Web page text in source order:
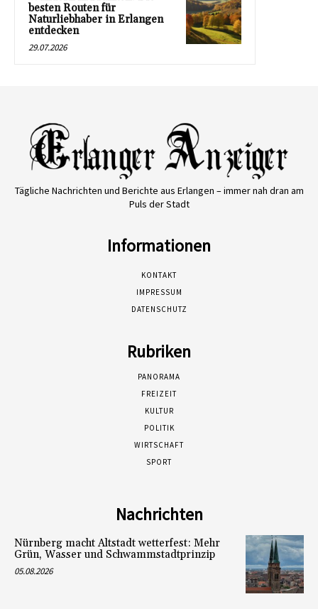
besten Routen für
Naturliebhaber in Erlangen
entdecken
29.07.2026
Tägliche Nachrichten und Berichte aus Erlangen – immer nah dran am
Puls der Stadt
Informationen
KONTAKT
IMPRESSUM
DATENSCHUTZ
Rubriken
PANORAMA
FREIZEIT
KULTUR
POLITIK
WIRTSCHAFT
SPORT
Nachrichten
Nürnberg macht Altstadt wetterfest: Mehr
Grün, Wasser und Schwammstadtprinzip
05.08.2026